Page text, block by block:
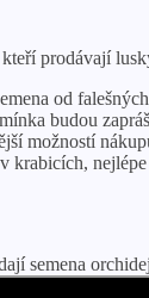
prodávají
od
budou
možností
krabicích,
semena